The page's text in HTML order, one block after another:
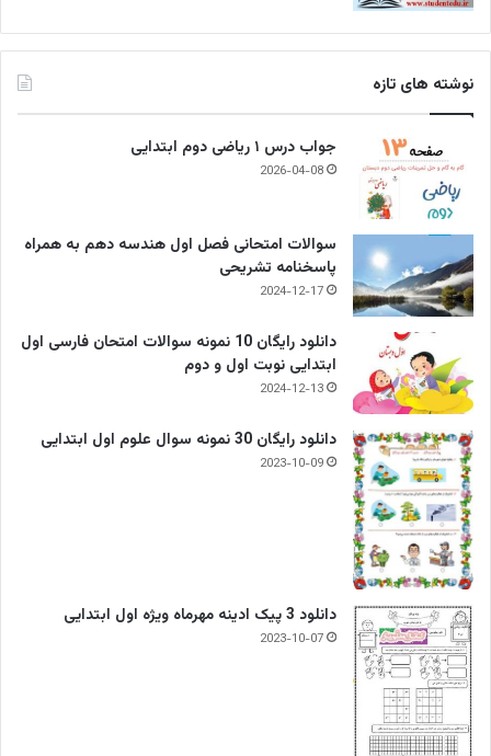
نوشته های تازه
جواب درس ۱ ریاضی دوم ابتدایی
2026-04-08
سوالات امتحانی فصل اول هندسه دهم به همراه
پاسخنامه تشریحی
2024-12-17
دانلود رایگان 10 نمونه سوالات امتحان فارسی اول
ابتدایی نوبت اول و دوم
2024-12-13
دانلود رایگان 30 نمونه سوال علوم اول ابتدایی
2023-10-09
دانلود 3 پیک ادینه مهرماه ویژه اول ابتدایی
2023-10-07